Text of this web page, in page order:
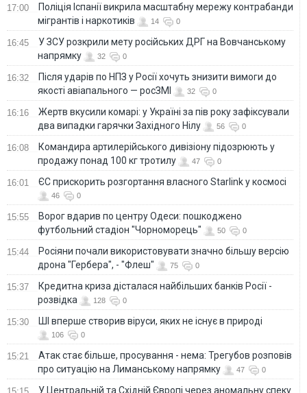
17:00
Поліція Іспанії викрила масштабну мережу контрабанди
мігрантів і наркотиків
14 0
16:45
У ЗСУ розкрили мету російських ДРГ на Вовчанському
напрямку
32 0
16:32
Після ударів по НПЗ у Росії хочуть знизити вимоги до
якості авіапального — росЗМІ
32 0
16:16
Жертв вкусили комарі: у Україні за пів року зафіксували
два випадки гарячки Західного Нілу
56 0
16:08
Командира артилерійського дивізіону підозрюють у
продажу понад 100 кг тротилу
47 0
16:01 ЄС прискорить розгортання власного Starlink у космосі
46 0
15:55
Ворог вдарив по центру Одеси: пошкоджено
футбольний стадіон "Чорноморець"
50 0
15:44
Росіяни почали використовувати значно більшу версію
дрона "Гербера", - "Флеш"
75 0
15:37
Кредитна криза дісталася найбільших банків Росії -
розвідка
128 0
15:30 ШІ вперше створив віруси, яких не існує в природі
106 0
15:21
Атак стає більше, просування - нема: Трегубов розповів
про ситуацію на Лиманському напрямку
47 0
У Центральній та Східній Європі через аномальну спеку